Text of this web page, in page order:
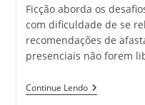
Ficção aborda os
com dificuldade de se
recomendações de
presenciais não forem
Continue Lendo